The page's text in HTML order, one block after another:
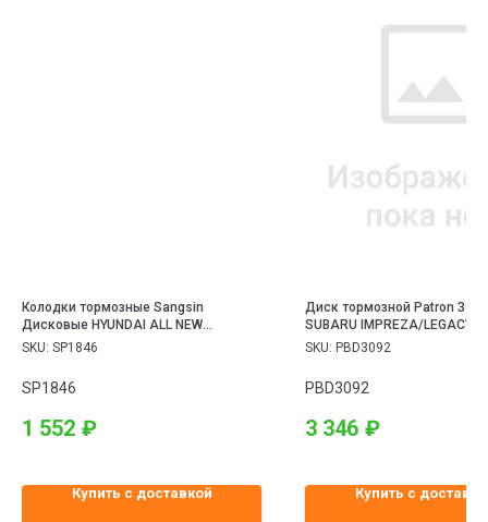
Колодки тормозные Sangsin
Дисковые HYUNDAI ALL NEW
TUCSON(TL) 15- (EPB) R / HYUNDAI
SKU: SP1846
SP1846
1 552 ₽
Купить с доставкой
Диск тормозной Patron
SUBARU IMPREZA/LEGACY
SKU: PBD3092
PBD3092
3 346 ₽
Купить с